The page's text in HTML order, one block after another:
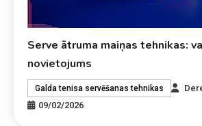
Serve ātruma maiņas tehnikas:
novietojums
Galda tenisa servēšanas tehnikas
09/02/2026